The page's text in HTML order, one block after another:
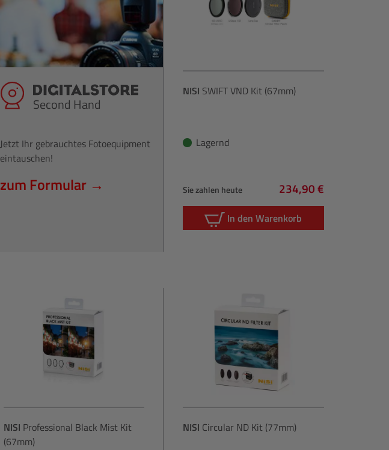
Second Hand
Jetzt Ihr gebrauchtes Fotoequipment
eintauschen!
zum Formular →
NISI SWIFT VND Kit (67mm)
Lagernd
Sie zahlen heute
Regulärer Preis:
234,90 €
In den Warenkorb
NISI Professional Black Mist Kit
(67mm)
NISI Circular ND Kit (77mm)